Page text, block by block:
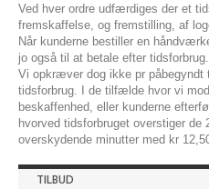
Ved hver ordre udfærdiges der et
fremskaffelse, og fremstilling, af
Når kunderne bestiller en
jo også til at betale efter tidsforbrug.
Vi opkræver dog ikke pr
tidsforbrug. I de tilfælde hvor vi
beskaffenhed, eller kunderne
hvorved tidsforbruget overstiger de
overskydende minutter med kr
TILBUD